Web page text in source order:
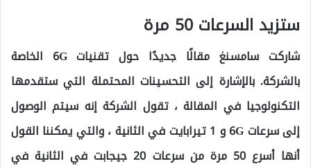
ستزيد السرعات 50 مرة
شاركت سامسنغ مقالًا جديدًا حول تقنيات 6G الخاصة
بالشركة. بالإشارة إلى التحسينات المحتملة التي ستقدمها
التكنولوجيا في المقالة ، تقول الشركة إنه سيتم الوصول
إلى سرعات 6G و 1 تيرابايت في الثانية ، والتي يمكننا القول
أنها أسرع 50 مرة من سرعات 20 جيجابت في الثانية في